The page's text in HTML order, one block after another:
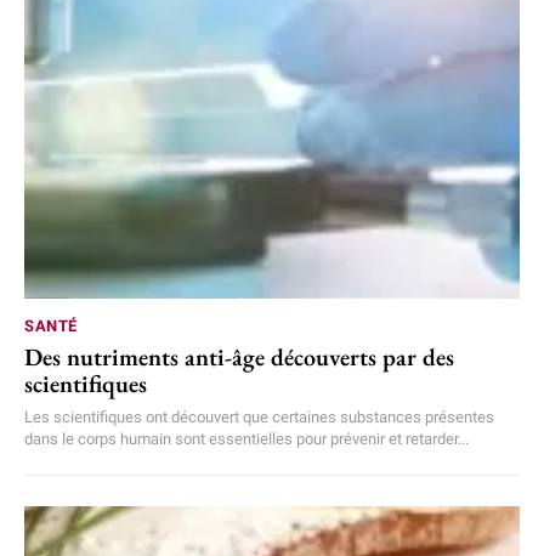
SANTÉ
Des nutriments anti-âge découverts par des
scientifiques
Les scientifiques ont découvert que certaines substances présentes
dans le corps humain sont essentielles pour prévenir et retarder...